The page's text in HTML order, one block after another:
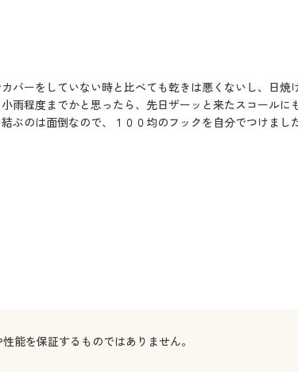
バーをしていない時と比べても乾きは悪くないし、日
雨程度までかと思ったら、先日ザーッと来たスコール
ぶのは面倒なので、１００均のフックを自分でつけま
能を保証するものではありません。